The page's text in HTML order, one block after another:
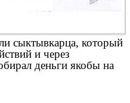
сыктывкарца, который
и через
деньги якобы на